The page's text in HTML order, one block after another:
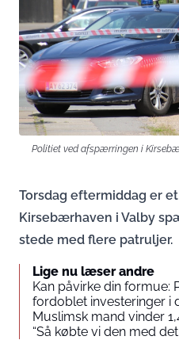
Politiet ved afspærringen i
Torsdag eftermiddag er
Kirsebærhaven i Valby
stede med flere patruljer.
Lige nu læser andre
Kan påvirke din formue:
fordoblet investeringer i
Muslimsk mand vinder
“Så købte vi den med